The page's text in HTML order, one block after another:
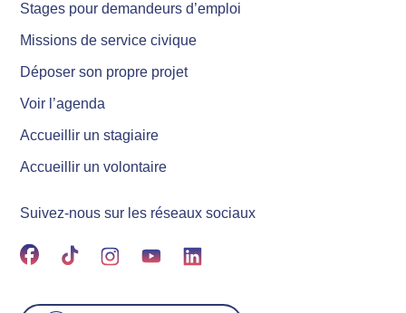
Stages pour demandeurs d’emploi
Missions de service civique
Déposer son propre projet
Voir l’agenda
Accueillir un stagiaire
Accueillir un volontaire
Suivez-nous sur les réseaux sociaux